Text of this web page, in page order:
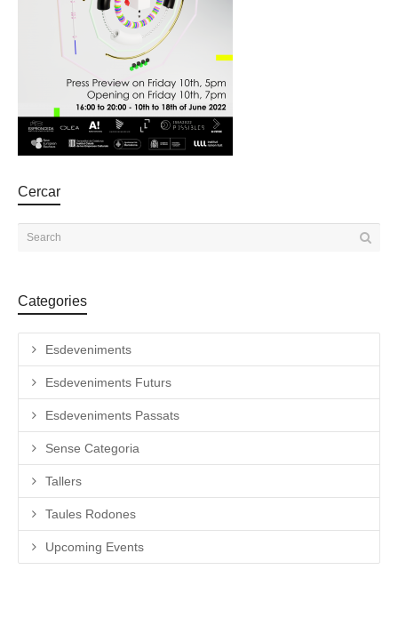
Cercar
Categories
Esdeveniments
Esdeveniments Futurs
Esdeveniments Passats
Sense Categoria
Tallers
Taules Rodones
Upcoming Events